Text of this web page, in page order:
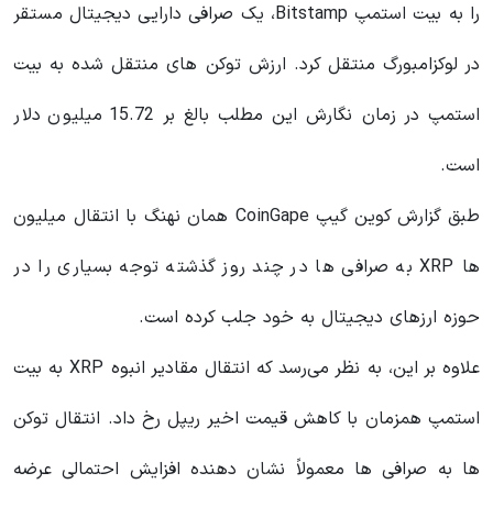
را به بیت استمپ Bitstamp، یک صرافی دارایی دیجیتال مستقر
در لوکزامبورگ منتقل کرد. ارزش توکن های منتقل شده به بیت
استمپ در زمان نگارش این مطلب بالغ بر 15.72 میلیون دلار
است.
طبق گزارش کوین گیپ CoinGape همان نهنگ با انتقال میلیون
ها XRP به صرافی ها در چند روز گذشته توجه بسیاری را در
حوزه ارزهای دیجیتال به خود جلب کرده است.
علاوه بر این، به نظر می‌رسد که انتقال مقادیر انبوه XRP به بیت
استمپ همزمان با کاهش قیمت اخیر ریپل رخ داد. انتقال توکن
ها به صرافی ها معمولاً نشان دهنده افزایش احتمالی عرضه